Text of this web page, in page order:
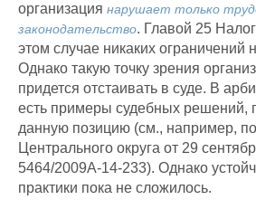
организация нарушает только
законодательство. Главой 25
этом случае никаких ограничений
Однако такую точку зрения
придется отстаивать в суде. В
есть примеры судебных решений,
данную позицию (см., например,
Центрального округа от 29
5464/2009А-14-233). Однако
практики пока не сложилось.